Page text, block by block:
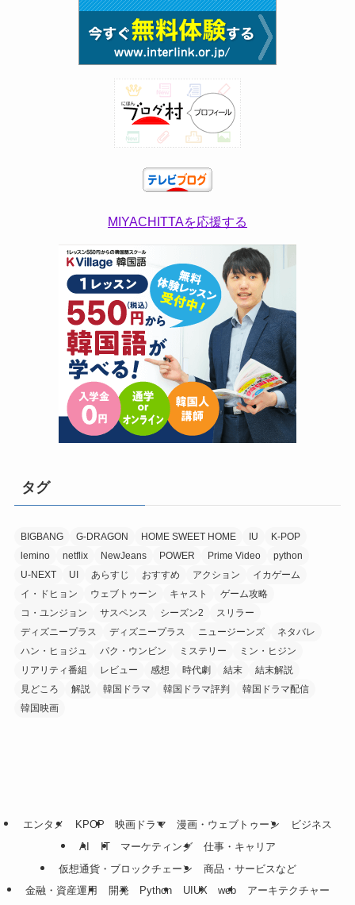
MIYACHITTAを応援する
タグ
BIGBANG G-DRAGON HOME SWEET HOME IU
K-POP
lemino
netflix NewJeans POWER Prime Video
python
U-NEXT
UI あらすじ おすすめ アクション
イカゲーム
イ・ドヒョン
ウェブトゥーン キャスト
ゲーム攻略
コ・ユンジョン
サスペンス シーズン2
スリラー
ディズニープラス
ディズニープラス ニュージーンズ
ネタバレ
ハン・ヒョジュ
パク・ウンビン ミステリー
ミン・ヒジン
リアリティ番組
レビュー 感想 時代劇 結末
結末解説
見どころ
解説 韓国ドラマ 韓国ドラマ評判
韓国ドラマ配信
韓国映画
エンタメ KPOP 映画ドラマ 漫画・ウェブトゥーン
ビジネス
AI
IT マーケティング
仕事・キャリア
仮想通貨・ブロックチェーン
商品・サービスなど
金融・資産運用
開発 Python UIUX web アーキテクチャー